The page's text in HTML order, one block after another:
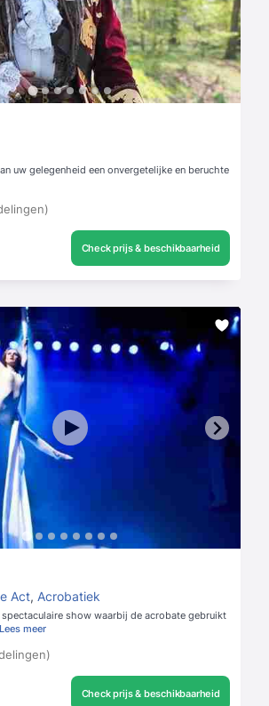
uw gelegenheid een onvergetelijke en beruchte
Check prijs & beschikbaarheid
Act, Acrobatiek
spectaculaire show waarbij de acrobate gebruikt
Lees meer
Check prijs & beschikbaarheid